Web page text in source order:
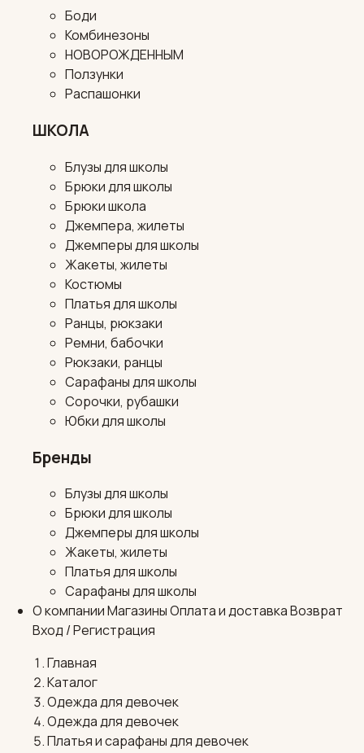
Боди
Комбинезоны
НОВОРОЖДЕННЫМ
Ползунки
Распашонки
ШКОЛА
Блузы для школы
Брюки для школы
Брюки школа
Джемпера, жилеты
Джемперы для школы
Жакеты, жилеты
Костюмы
Платья для школы
Ранцы, рюкзаки
Ремни, бабочки
Рюкзаки, ранцы
Сарафаны для школы
Сорочки, рубашки
Юбки для школы
Бренды
Блузы для школы
Брюки для школы
Джемперы для школы
Жакеты, жилеты
Платья для школы
Сарафаны для школы
О компанииМагазиныОплата и доставкаВозврат
Вход / Регистрация
Главная
Каталог
Одежда для девочек
Одежда для девочек
Платья и сарафаны для девочек